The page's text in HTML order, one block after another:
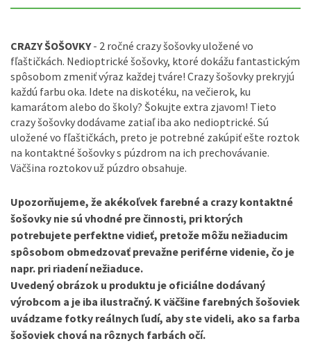
CRAZY ŠOŠOVKY- 2 ročné crazy šošovky uložené vo
fľaštičkách. Nedioptrické šošovky, ktoré dokážu fantastickým
spôsobom zmeniť výraz každej tváre! Crazy šošovky prekryjú
každú farbu oka. Idete na diskotéku, na večierok, ku
kamarátom alebo do školy? Šokujte extra zjavom! Tieto
crazy šošovky dodávame zatiaľ iba ako nedioptrické. Sú
uložené vo fľaštičkách, preto je potrebné zakúpiť ešte roztok
na kontaktné šošovky s púzdrom na ich prechovávanie.
Väčšina roztokov už púzdro obsahuje.
Upozorňujeme, že akékoľvek farebné a crazy kontaktné
šošovky nie sú vhodné pre činnosti, pri ktorých
potrebujete perfektne vidieť, pretože môžu nežiaducim
spôsobom obmedzovať prevažne periférne videnie, čo je
napr. pri riadení nežiaduce.
Uvedený obrázok u produktu je oficiálne dodávaný
výrobcom a je iba ilustračný. K väčšine farebných šošoviek
uvádzame fotky reálnych ľudí, aby ste videli, ako sa farba
šošoviek chová na rôznych farbách očí.